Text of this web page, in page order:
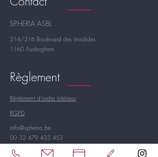
SPHERIA ASBL
214/216 Boulevard des Invalides
1160 Auderghem
Règlement
Règlement d'ordre intérieur
RGPD
info@spheria.be
00 32 479 433 453